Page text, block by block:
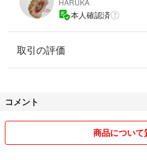
HARUKA
本人確認済
取引の評価
コメント
商品について